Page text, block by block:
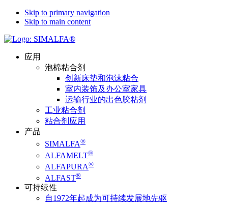
Skip to primary navigation
Skip to main content
应用
泡棉粘合剂
创新床垫和泡沫粘合
室内装饰及办公室家具
运输行业的出色胶粘剂
工业粘合剂
粘合剂应用
产品
SIMALFA®
ALFAMELT®
ALFAPURA®
ALFAST®
可持续性
自1972年起成为可持续发展地先驱